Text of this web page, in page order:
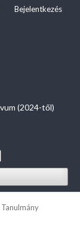
(2024-től)
Bejelentkezés
Tanulmány